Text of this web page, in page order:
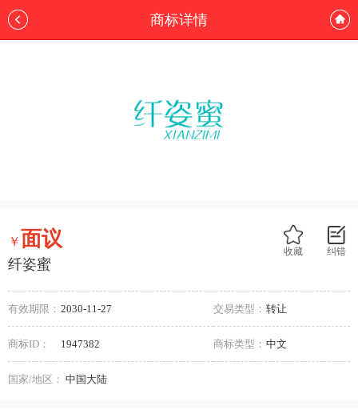
商标详情
纠错
收藏
￥面议
纤姿蜜
有效期限： 2030-11-27 交易类型： 转让
商标ID： 1947382 商标类型： 中文
国家/地区： 中国大陆